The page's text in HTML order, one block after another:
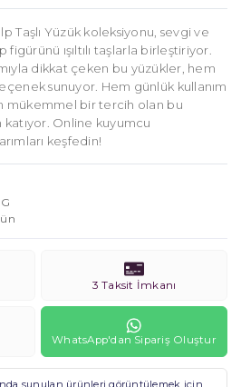
Taşlı Yüzük koleksiyonu, sevgi ve
ışıltılı taşlarla birleştiriyor.
dikkat çeken bu yüzükler, hem
sunuyor. Hem günlük kullanım
mükemmel bir tercih olan bu
katıyor. Online kuyumcu
keşfedin!
3 Taksit İmkanı
WhatsApp'dan Sipariş Oluştur